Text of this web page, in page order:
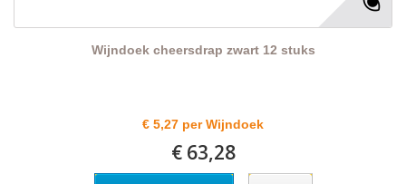
Wijndoek cheersdrap zwart 12 stuks
€ 5,27 per Wijndoek
€ 63,28